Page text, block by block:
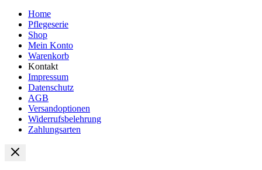
Home
Pflegeserie
Shop
Mein Konto
Warenkorb
Kontakt
Impressum
Datenschutz
AGB
Versandoptionen
Widerrufsbelehrung
Zahlungsarten